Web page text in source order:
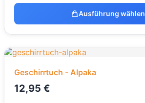
Ausführung wählen
Geschirrtuch - Alpaka
12,95 €